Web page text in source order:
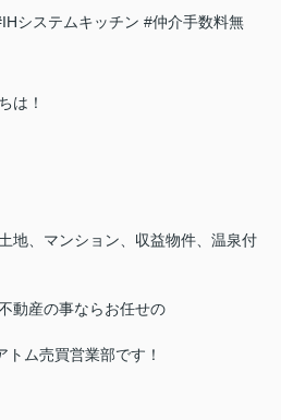
システムキッチン #仲介手数料無
は！
地、マンション、収益物件、温泉付
動産の事ならお任せの
ム売買営業部です！